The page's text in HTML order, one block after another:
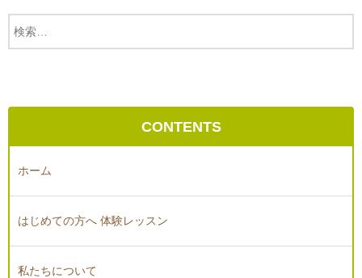
CONTENTS
ホーム
はじめての方へ 体験レッスン
私たちについて